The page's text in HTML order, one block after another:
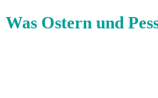
Was Ostern und